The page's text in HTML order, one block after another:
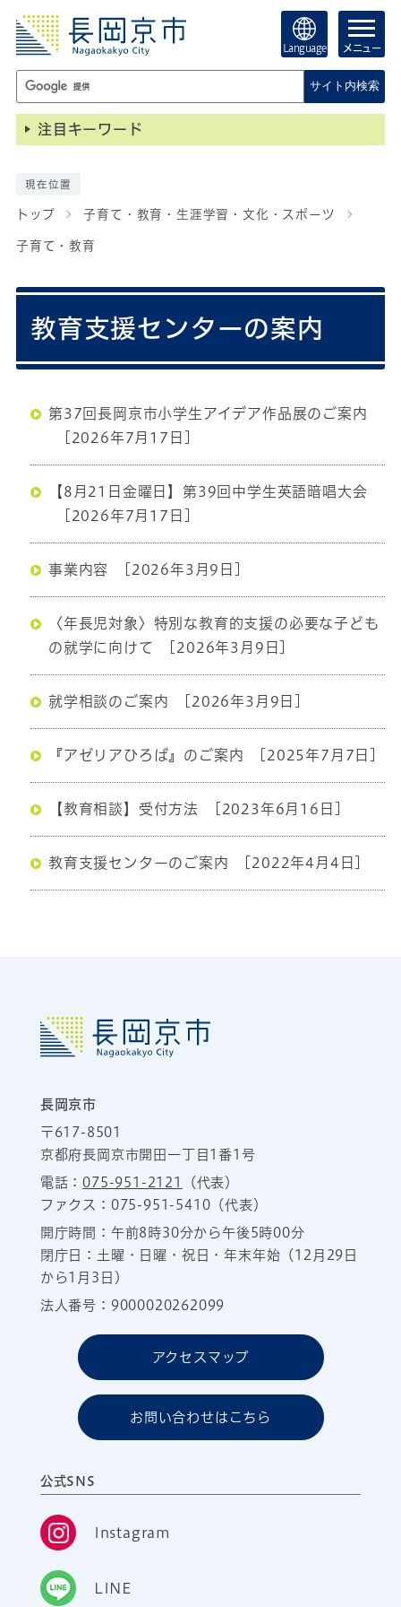
Language メニュー
サイト内検索
注目キーワード
現在位置
トップ 子育て・教育・生涯学習・文化・スポーツ
子育て・教育
教育支援センターの案内
第37回長岡京市小学生アイデア作品展のご案内
[2026年7月17日]
【8月21日金曜日】第39回中学生英語暗唱大会
[2026年7月17日]
事業内容 [2026年3月9日]
〈年長児対象〉特別な教育的支援の必要な子ども
の就学に向けて
[2026年3月9日]
就学相談のご案内 [2026年3月9日]
『アゼリアひろば』のご案内 [2025年7月7日]
【教育相談】受付方法 [2023年6月16日]
教育支援センターのご案内 [2022年4月4日]
長岡京市
〒617-8501
京都府長岡京市開田一丁目1番1号
電話：075-951-2121
（代表）
ファクス：075-951-5410（代表）
開庁時間：午前8時30分から午後5時00分
閉庁日：土曜・日曜・祝日・年末年始（12月29日
から1月3日）
法人番号：9000020262099
アクセスマップ
お問い合わせはこちら
公式SNS
Instagram
LINE